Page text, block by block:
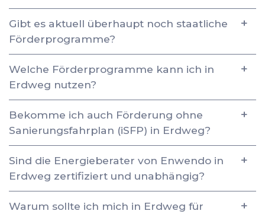
Gibt es aktuell überhaupt noch staatliche
Förderprogramme?
Welche Förderprogramme kann ich in
Erdweg nutzen?
Bekomme ich auch Förderung ohne
Sanierungsfahrplan (iSFP) in Erdweg?
Sind die Energieberater von Enwendo in
Erdweg zertifiziert und unabhängig?
Warum sollte ich mich in Erdweg für